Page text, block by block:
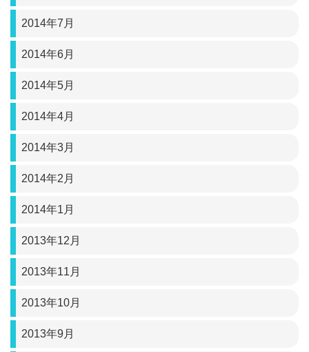
2014年7月
2014年6月
2014年5月
2014年4月
2014年3月
2014年2月
2014年1月
2013年12月
2013年11月
2013年10月
2013年9月